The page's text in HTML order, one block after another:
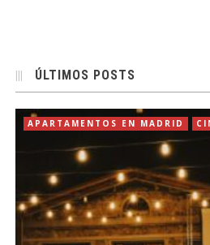
ÚLTIMOS POSTS
APARTAMENTOS EN MADRID